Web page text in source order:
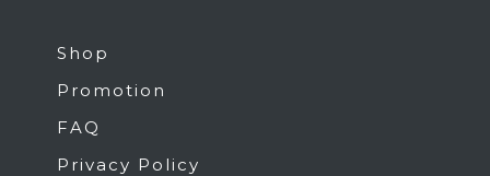
Shop
Promotion
FAQ
Privacy Policy